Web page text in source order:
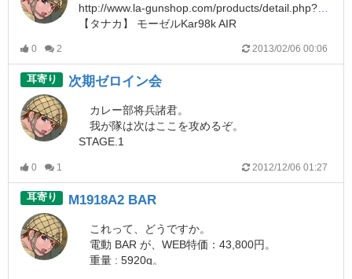
http://www.la-gunshop.com/products/detail.php?product_id=28752
【タナカ】 モーゼルKar98k AIR
…さすがに、エアコックならば当たるのはないか、という推測アリ。
0 2 2013/02/06 00:06
耳寄り 次期ゼロイン会
カレー部将兵諸君。
我が隊は次はここを攻めるぞ。
STAGE.1
詳細は後日案内ス。
0 1 2012/12/06 01:27
耳寄り M1918A2 BAR
これって、どうですか。
電動 BAR が、WEB特価：43,800円。
重量 : 5920g。